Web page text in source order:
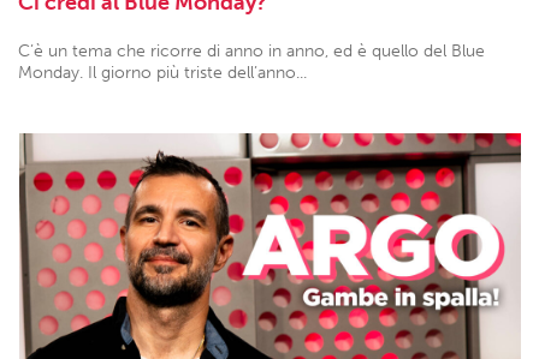
C’è un tema che ricorre di anno in anno, ed è quello del Blue
Monday. Il giorno più triste dell’anno...